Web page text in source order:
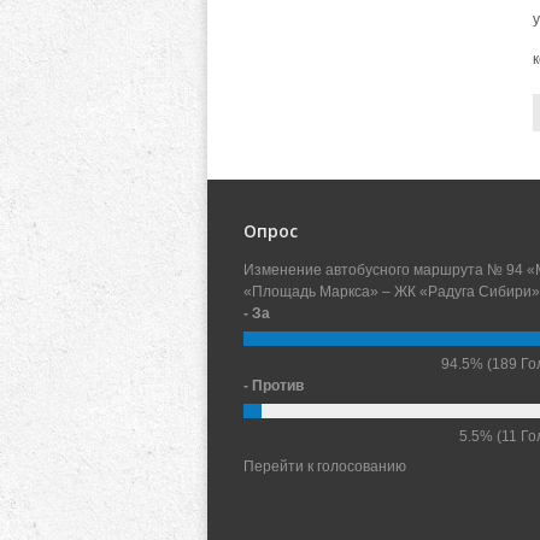
Опрос
Изменение автобусного маршрута № 94
«Площадь Маркса» – ЖК «Радуга Сибири»
- За
94.5% (189
- Против
5.5% (11
Перейти к голосованию